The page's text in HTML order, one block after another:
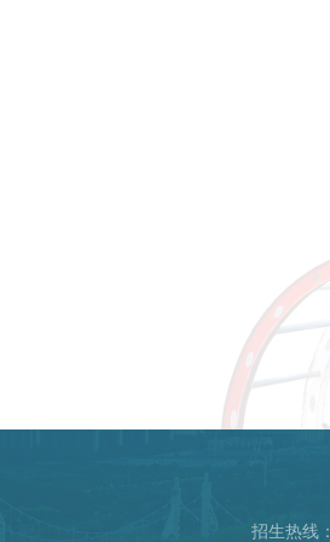
招生热线：